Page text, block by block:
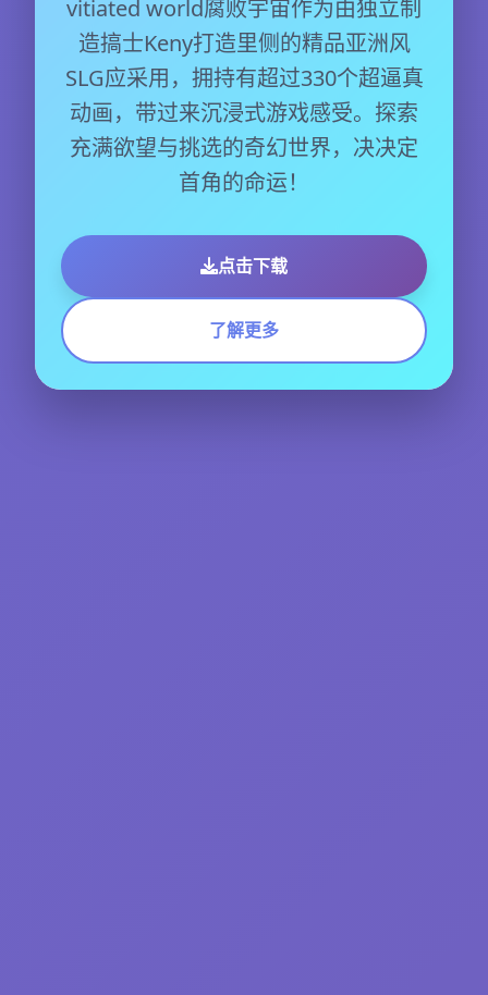
vitiated world腐败宇宙作为由独立制
造搞士Keny打造里侧的精品亚洲风
SLG应采用，拥持有超过330个超逼真
动画，带过来沉浸式游戏感受。探索
充满欲望与挑选的奇幻世界，决决定
首角的命运！
点击下载
了解更多